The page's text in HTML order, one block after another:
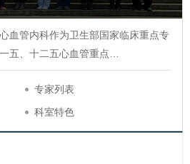
心血管内科作为卫生部国家临床重点专
五、十二五心血管重点…
专家列表
科室特色